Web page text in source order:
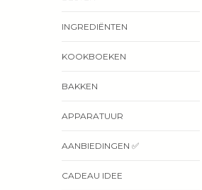
INGREDIËNTEN
KOOKBOEKEN
BAKKEN
APPARATUUR
AANBIEDINGEN ✅
CADEAU IDEE